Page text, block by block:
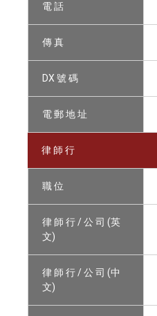
電 話
傳 真
DX 號 碼
電 郵 地 址
律 師 行
職 位
律 師 行 / 公 司 (英
文)
律 師 行 / 公 司 (中
文)